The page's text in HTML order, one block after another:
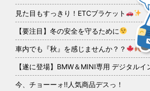
見た目もすっきり！ETCブラケット
【要注目】冬の安全を守るために
車内でも『秋』を感じませんか？？
【遂に登場】BMW＆MINI専用 デジタルイ
今、チョーーォ!!人気商品デスっ！